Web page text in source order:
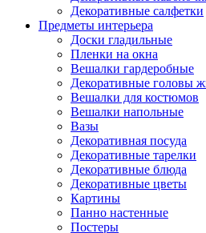
Декоративные салфетки
Предметы интерьера
Доски гладильные
Пленки на окна
Вешалки гардеробные
Декоративные головы
Вешалки для костюмов
Вешалки напольные
Вазы
Декоративная посуда
Декоративные тарелки
Декоративные блюда
Декоративные цветы
Картины
Панно настенные
Постеры